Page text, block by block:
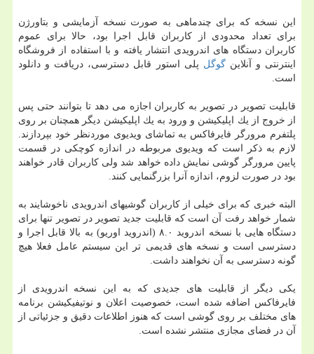
این نسخه كه برای چندماهی به صورت نسخه آزمایشی و بتاورژن
برای تعداد محدودی از كاربران قابل اجرا بود، حالا برای عموم
كاربران دستگاه های اندرویدی انتشار یافته و با استفاده از فروشگاه
اینترنتی و آنلاینگوگل پلی استور قابل دسترسی، دریافت و دانلود
است.
قابلیت تصویر در تصویر به كاربران اجازه می دهد تا بتوانند حتی پس
از خروج از یك اپلیكیشن و ورود به یك اپلیكیشن دیگر همچنان بر روی
پلتفرم مرورگر فایرفاكس به تماشای ویدیوی موردنظر خود بپردازند.
لازم به ذكر است كه ویدیوی مربوطه در اندازه كوچكی در قسمت
پایین مرورگر گوشی نمایش داده خواهد شد ولی كاربران قادر خواهند
بود در صورت لزوم، اندازه آنرا بزرگنمایی كنند.
البته خبری كه برای خیلی از كاربران گوشیهای اندرویدی ناخوشایند به
شمار خواهد رفت آن است كه قابلیت جدید تصویر در تصویر تنها برای
دستگاه هایی با نسخه اندروید ۸.۰ (اندروید اوریو) به بالا قابل اجرا و
دسترسی است و نسخه های قدیمی تر این سیستم عامل فعلا هیچ
گونه دسترسی به آن نخواهند داشت.
یكی دیگر از قابلیت های جدیدی كه به این نسخه اندرویدی از
فایرفاكس اضافه شده است، خصوصیت اعلان و نوتیفیكیشن برنامه
های مختلف بر روی گوشی است كه هنوز اطلاعات دقیق و جزئیاتی از
آن در فضای مجازی منتشر نشده است.